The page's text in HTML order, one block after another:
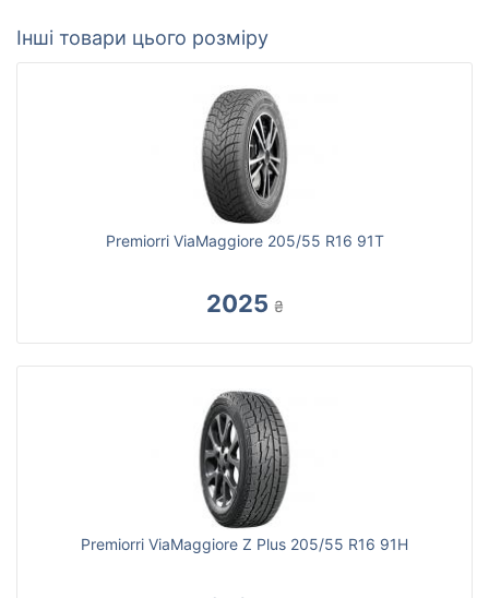
Інші товари цього розміру
Premiorri ViaMaggiore 205/55 R16 91T
2025 ₴
Premiorri ViaMaggiore Z Plus 205/55 R16 91H